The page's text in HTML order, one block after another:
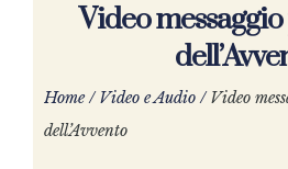
Video
Home /Video e Audio /Video
dell’Avvento